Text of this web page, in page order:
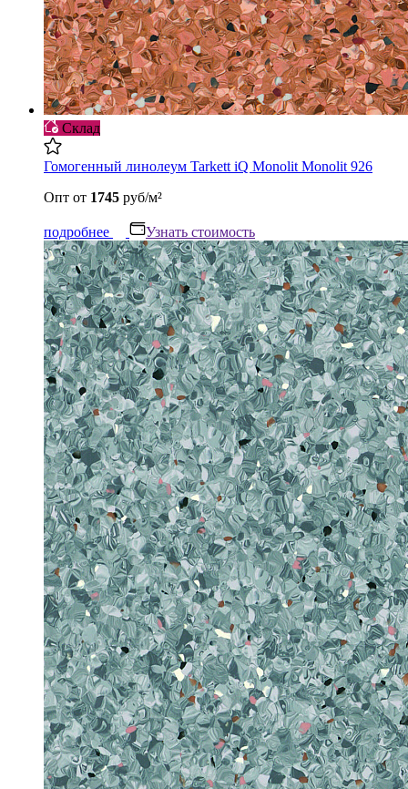
Склад
Гомогенный линолеум Tarkett iQ Monolit Monolit 926
Опт от 1745 руб/м²
подробнее Узнать стоимость